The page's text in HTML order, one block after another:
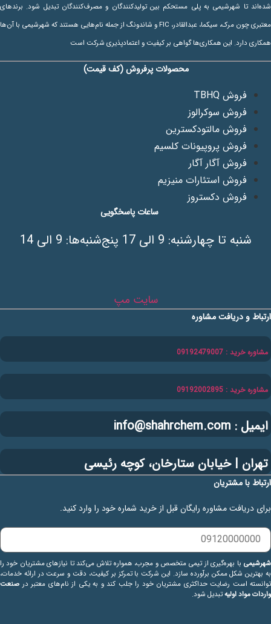
شده‌اند تا شهرشیمی به پلی مستحکم بین تولیدکنندگان و مصرف‌کنندگان تبدیل شود. برندهای
معتبری چون مرک، سیکما، عبدالقادر، FIC و شاندونگ از جمله نام‌هایی هستند که شهرشیمی با آن‌ها
همکاری دارد. این همکاری‌ها گواهی بر کیفیت و اعتمادپذیری شرکت است
محصولات پرفروش (کف قیمت)
فروش TBHQ
فروش سوکرالوز
فروش مالتودکسترین
فروش پروپیونات کلسیم
فروش آگار آگار
فروش استئارات منیزیم
فروش دکستروز
ساعات پاسخگویی
شنبه تا چهارشنبه: 9 الی 17 پنج‌شنبه‌ها: 9 الی 14
سایت مپ
ارتباط و دریافت مشاوره
مشاوره خرید : 09192479007
مشاوره خرید : 09192002895
ایمیل : info@shahrchem.com
تهران | خیابان ستارخان، کوچه رئیسی
ارتباط با مشتریان
برای دریافت مشاوره رایگان قبل از خرید شماره خود را وارد کنید.
شهرشیمی با بهره‌گیری از تیمی متخصص و مجرب، همواره تلاش می‌کند تا نیازهای مشتریان خود را
به بهترین شکل ممکن برآورده سازد. این شرکت با تمرکز بر کیفیت، دقت و سرعت در ارائه خدمات،
توانسته است رضایت حداکثری مشتریان خود را جلب کند و به یکی از نام‌های معتبر در صنعت
واردات مواد اولیهتبدیل شود.